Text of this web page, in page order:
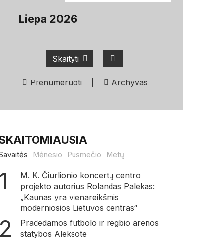
Liepa 2026
Skaityti
Prenumeruoti Archyvas
Mėnesio Pusmečio Metų
M. K. Čiurlionio koncertų centro
projekto autorius Rolandas Palekas:
„Kaunas yra vienareikšmis
moderniosios Lietuvos centras“
Pradedamos futbolo ir regbio arenos
statybos Aleksote